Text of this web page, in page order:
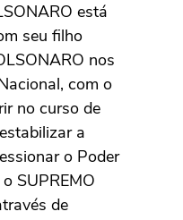
está
seu filho
nos
com o
no curso de
a
o Poder
SUPREMO
de